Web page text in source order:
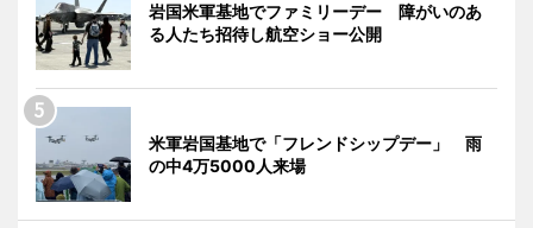
岩国米軍基地でファミリーデー 障がいのあ
る人たち招待し航空ショー公開
米軍岩国基地で「フレンドシップデー」 雨
の中4万5000人来場